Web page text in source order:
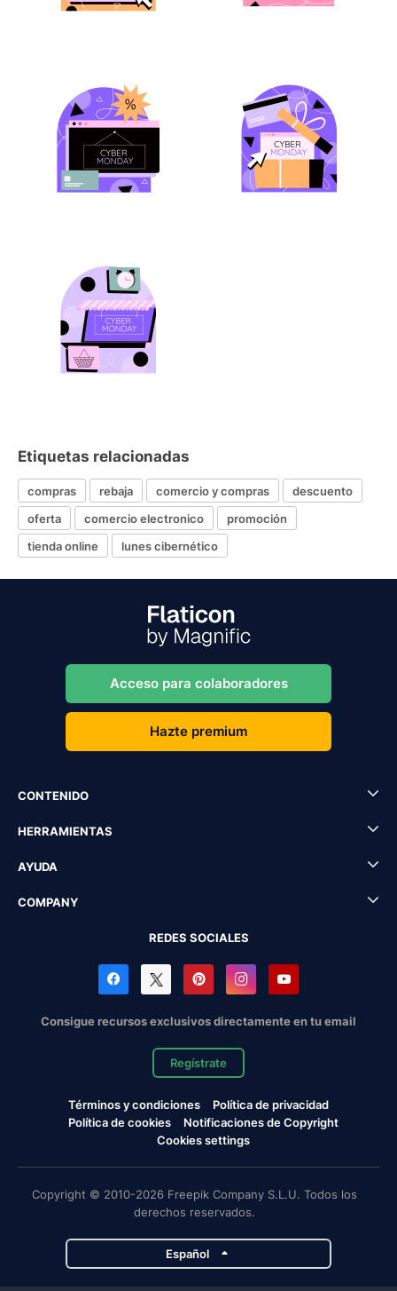
Etiquetas relacionadas
compras rebaja comercio y compras
descuento
oferta
comercio electronico
promoción
tienda online
lunes cibernético
Acceso para colaboradores
Hazte premium
CONTENIDO
HERRAMIENTAS
AYUDA
COMPANY
REDES SOCIALES
Consigue recursos exclusivos directamente en tu email
Regístrate
Términos y condiciones
Política de privacidad
Política de cookies
Notificaciones de Copyright
Cookies settings
Copyright © 2010-2026 Freepik Company S.L.U. Todos los
derechos reservados.
Español